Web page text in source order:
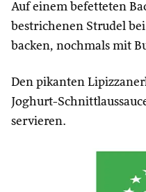
Auf einem befetteten
bestrichenen Strudel
backen, nochmals mit
Den pikanten
Joghurt-
servieren.